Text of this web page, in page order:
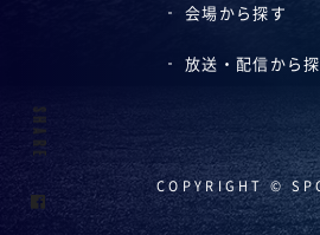
会場から探す
放送・配信から
COPYRIGHT ©
SHARE